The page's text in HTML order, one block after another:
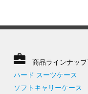
商品ラインナップ
ハード スーツケース
ソフトキャリーケース